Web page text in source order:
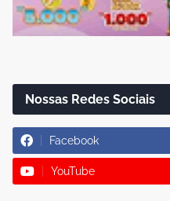
Nossas Redes Sociais
Facebook
YouTube